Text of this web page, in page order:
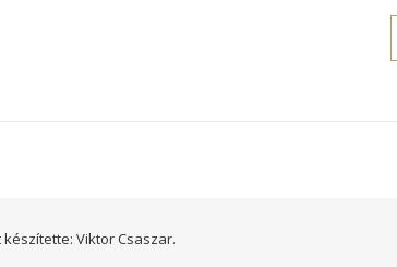
készítette: Viktor Csaszar.